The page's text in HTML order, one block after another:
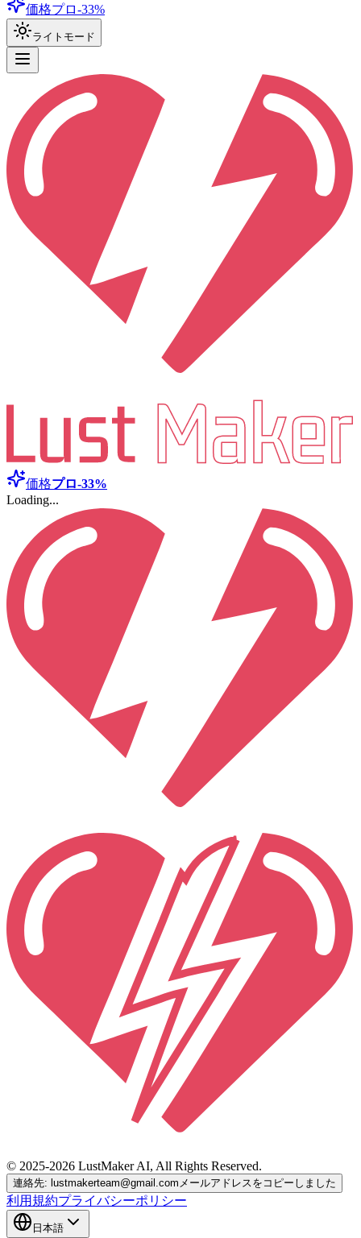
価格プロ-33%
ライトモード
価格プロ-33%
Loading...
© 2025-2026 LustMaker AI, All Rights Reserved.
連絡先: lustmakerteam@gmail.com メールアドレスをコピーしました
利用規約プライバシーポリシー
日本語